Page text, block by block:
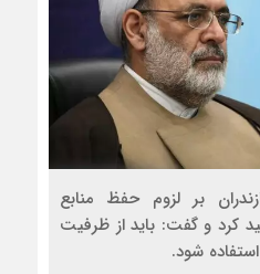
بر لزوم حفظ منابع
کرد و گفت: باید از ظرفیت
شود.